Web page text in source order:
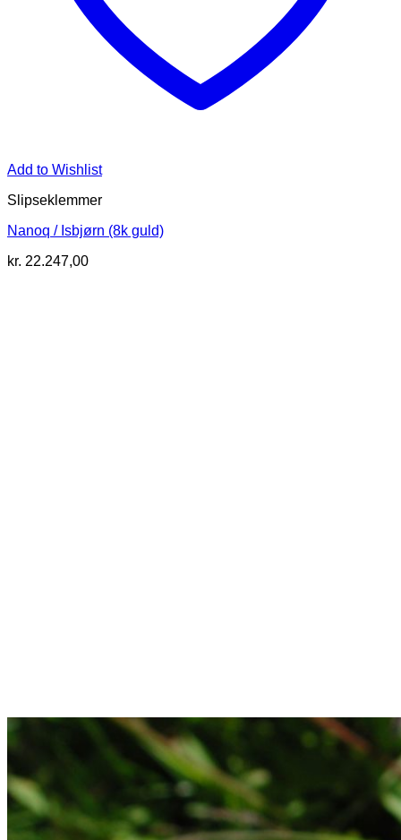
Add to Wishlist
Slipseklemmer
Nanoq / Isbjørn (8k guld)
kr. 22.247,00